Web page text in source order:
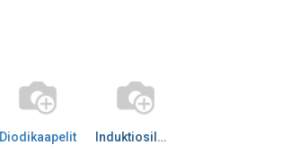
Diodikaapelit Induktiosilmukka